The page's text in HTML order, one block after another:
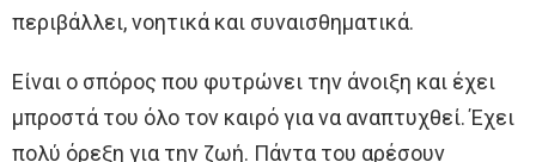
περιβάλλει, νοητικά και συναισθηματικά.
Είναι ο σπόρος που φυτρώνει την άνοιξη και έχει
μπροστά του όλο τον καιρό για να αναπτυχθεί. Έχει
πολύ όρεξη για την ζωή. Πάντα του αρέσουν